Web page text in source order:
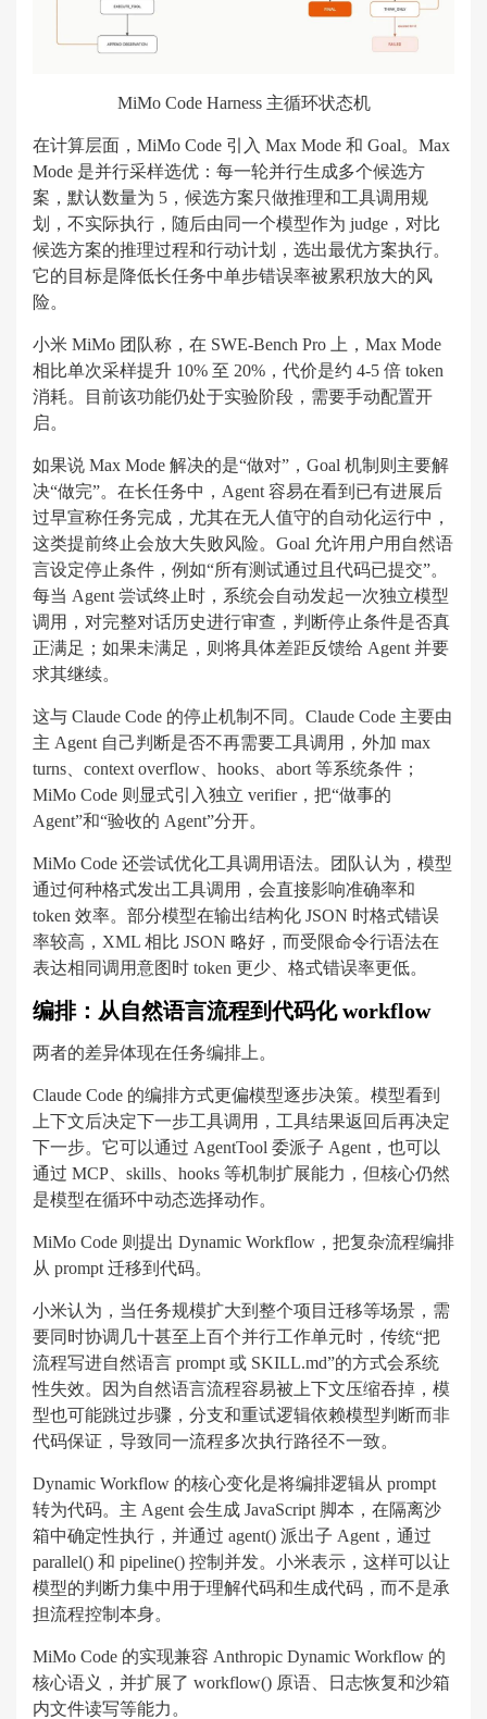
MiMo Code Harness 主循环状态机
在计算层面，MiMo Code 引入 Max Mode 和 Goal。Max
Mode 是并行采样选优：每一轮并行生成多个候选方
案，默认数量为 5，候选方案只做推理和工具调用规
划，不实际执行，随后由同一个模型作为 judge，对比
候选方案的推理过程和行动计划，选出最优方案执行。
它的目标是降低长任务中单步错误率被累积放大的风
险。
小米 MiMo 团队称，在 SWE-Bench Pro 上，Max Mode
相比单次采样提升 10% 至 20%，代价是约 4-5 倍 token
消耗。目前该功能仍处于实验阶段，需要手动配置开
启。
如果说 Max Mode 解决的是“做对”，Goal 机制则主要解
决“做完”。在长任务中，Agent 容易在看到已有进展后
过早宣称任务完成，尤其在无人值守的自动化运行中，
这类提前终止会放大失败风险。Goal 允许用户用自然语
言设定停止条件，例如“所有测试通过且代码已提交”。
每当 Agent 尝试终止时，系统会自动发起一次独立模型
调用，对完整对话历史进行审查，判断停止条件是否真
正满足；如果未满足，则将具体差距反馈给 Agent 并要
求其继续。
这与 Claude Code 的停止机制不同。Claude Code 主要由
主 Agent 自己判断是否不再需要工具调用，外加 max
turns、context overflow、hooks、abort 等系统条件；
MiMo Code 则显式引入独立 verifier，把“做事的
Agent”和“验收的 Agent”分开。
MiMo Code 还尝试优化工具调用语法。团队认为，模型
通过何种格式发出工具调用，会直接影响准确率和
token 效率。部分模型在输出结构化 JSON 时格式错误
率较高，XML 相比 JSON 略好，而受限命令行语法在
表达相同调用意图时 token 更少、格式错误率更低。
编排：从自然语言流程到代码化 workflow
两者的差异体现在任务编排上。
Claude Code 的编排方式更偏模型逐步决策。模型看到
上下文后决定下一步工具调用，工具结果返回后再决定
下一步。它可以通过 AgentTool 委派子 Agent，也可以
通过 MCP、skills、hooks 等机制扩展能力，但核心仍然
是模型在循环中动态选择动作。
MiMo Code 则提出 Dynamic Workflow，把复杂流程编排
从 prompt 迁移到代码。
小米认为，当任务规模扩大到整个项目迁移等场景，需
要同时协调几十甚至上百个并行工作单元时，传统“把
流程写进自然语言 prompt 或 SKILL.md”的方式会系统
性失效。因为自然语言流程容易被上下文压缩吞掉，模
型也可能跳过步骤，分支和重试逻辑依赖模型判断而非
代码保证，导致同一流程多次执行路径不一致。
Dynamic Workflow 的核心变化是将编排逻辑从 prompt
转为代码。主 Agent 会生成 JavaScript 脚本，在隔离沙
箱中确定性执行，并通过 agent() 派出子 Agent，通过
parallel() 和 pipeline() 控制并发。小米表示，这样可以让
模型的判断力集中用于理解代码和生成代码，而不是承
担流程控制本身。
MiMo Code 的实现兼容 Anthropic Dynamic Workflow 的
核心语义，并扩展了 workflow() 原语、日志恢复和沙箱
内文件读写等能力。